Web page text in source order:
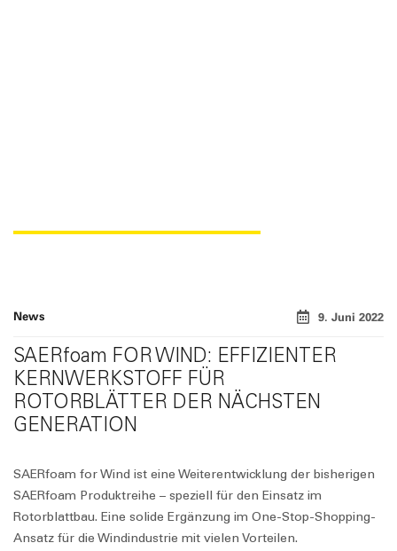
News 9. Juni 2022
SAERfoam FOR WIND: EFFIZIENTER
KERNWERKSTOFF FÜR
ROTORBLÄTTER DER NÄCHSTEN
GENERATION
SAERfoam for Wind ist eine Weiterentwicklung der bisherigen
SAERfoam Produktreihe – speziell für den Einsatz im
Rotorblattbau. Eine solide Ergänzung im One-Stop-Shopping-
Ansatz für die Windindustrie mit vielen Vorteilen.